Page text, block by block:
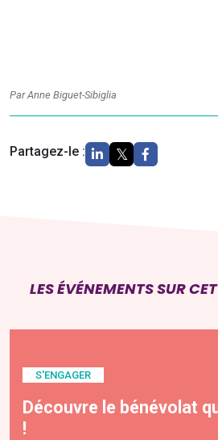
Par Anne Biguet-Sibiglia
Partagez-le :
LES ÉVÉNEMENTS SUR
S'ENGAGER
Découvre le bénévolat
!